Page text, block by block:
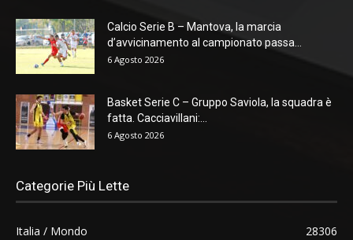
Calcio Serie B – Mantova, la marcia
d’avvicinamento al campionato passa...
6 Agosto 2026
Basket Serie C – Gruppo Saviola, la squadra è
fatta. Cacciavillani:...
6 Agosto 2026
Categorie Più Lette
Italia / Mondo
28306